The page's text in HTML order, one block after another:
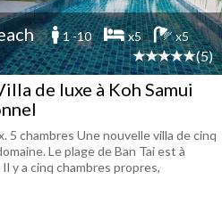
1 -10 x5 x5
(5)
de luxe à Koh Samui
5 chambres Une nouvelle villa de cinq
Le plage de Ban Tai est à
y a cinq chambres propres,